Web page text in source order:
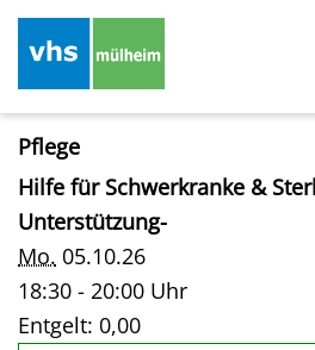
Pflege
Hilfe für Schwerkranke &
Unterstützung-
Mo. 05.10.26
18:30 - 20:00 Uhr
Entgelt: 0,00